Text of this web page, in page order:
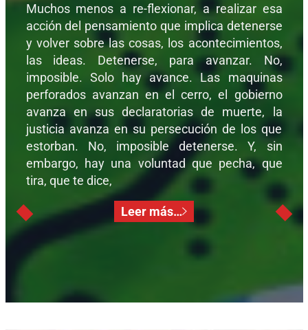
Muchos menos a re-flexionar, a realizar esa
acción del pensamiento que implica detenerse
y volver sobre las cosas, los acontecimientos,
las ideas. Detenerse, para avanzar. No,
imposible. Solo hay avance. Las maquinas
perforados avanzan en el cerro, el gobierno
avanza en sus declaratorias de muerte, la
justicia avanza en su persecución de los que
estorban. No, imposible detenerse. Y, sin
embargo, hay una voluntad que pecha, que
tira, que te dice,
Leer más…